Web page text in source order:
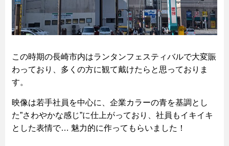
この時期の長崎市内はランタンフェスティバルで大変賑
わっており、多くの方に観て戴けたらと思っておりま
す。
映像は若手社員を中心に、企業カラーの青を基調とし
た”さわやかな感じ”に仕上がっており、社員もイキイキ
とした表情で… 魅力的に作ってもらいました！